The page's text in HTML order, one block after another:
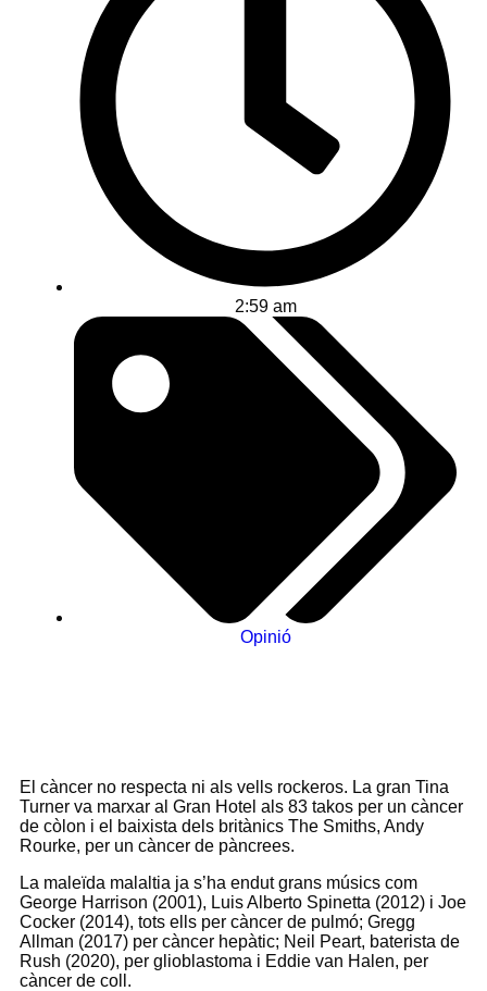
2:59 am
Opinió
El càncer no respecta ni als vells rockeros. La gran Tina
Turner va marxar al Gran Hotel als 83 takos per un càncer
de còlon i el baixista dels britànics The Smiths, Andy
Rourke, per un càncer de pàncrees.
La maleïda malaltia ja s’ha endut grans músics com
George Harrison (2001), Luis Alberto Spinetta (2012) i Joe
Cocker (2014), tots ells per càncer de pulmó; Gregg
Allman (2017) per càncer hepàtic; Neil Peart, baterista de
Rush (2020), per glioblastoma i Eddie van Halen, per
càncer de coll.